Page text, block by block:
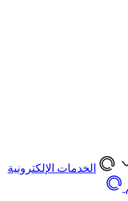
الخدمات الإلكترونية